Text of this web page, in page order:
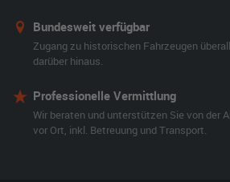
Bundesweit verfügbar
Zugang zu historischen Fahrzeugen
darüber hinaus.
Professionelle Vermittlung
Wir beraten und unterstützen Sie von der
vor Ort, inkl. Betreuung und Transport.